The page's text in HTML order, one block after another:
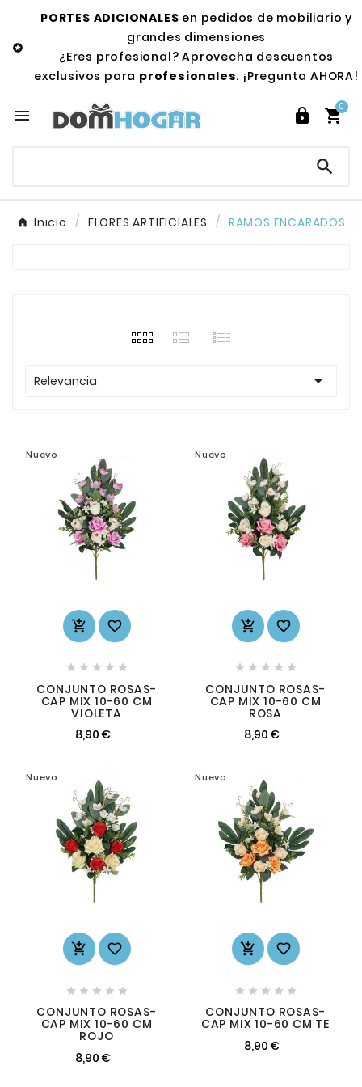

PORTES ADICIONALES en pedidos de mobiliario y
grandes dimensiones
¿Eres profesional? Aprovecha descuentos
exclusivos para profesionales. ¡Pregunta AHORA!
  
0

Inicio FLORES ARTIFICIALES RAMOS ENCARADOS
Relevancia 
Nuevo
 
    
CONJUNTO ROSAS-
CAP MIX 10-60 CM
VIOLETA
8,90 €
Nuevo
 
    
CONJUNTO ROSAS-
CAP MIX 10-60 CM
ROSA
8,90 €
Nuevo
 
    
CONJUNTO ROSAS-
CAP MIX 10-60 CM
ROJO
8,90 €
Nuevo
 
    
CONJUNTO ROSAS-
CAP MIX 10-60 CM TE
8,90 €